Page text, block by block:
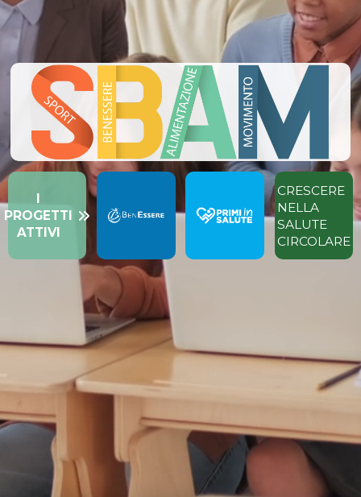
I
PROGETTI
ATTIVI
CRESCERE
NELLA
SALUTE
CIRCOLARE